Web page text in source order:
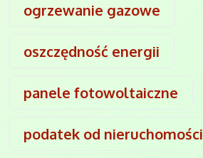
ogrzewanie gazowe
oszczędność energii
panele fotowoltaiczne
podatek od nieruchomości